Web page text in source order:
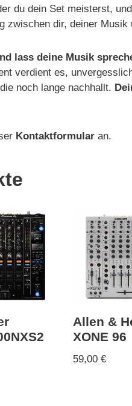
du dein Set meisterst,
zwischen dir, deiner Musik
lass deine Musik
verdient es,
noch lange nachhallt.
Kontaktformularan.
Allen &
XONE 96
59,00€